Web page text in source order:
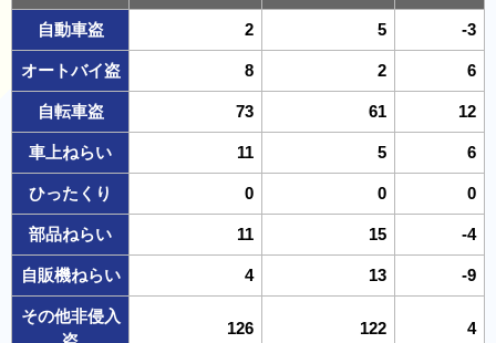
自動車盗 2 5 -3
オートバイ盗 8 2 6
自転車盗 73 61 12
車上ねらい 11 5 6
ひったくり 0 0 0
部品ねらい 11 15 -4
自販機ねらい 4 13 -9
その他非侵入
126 122 4